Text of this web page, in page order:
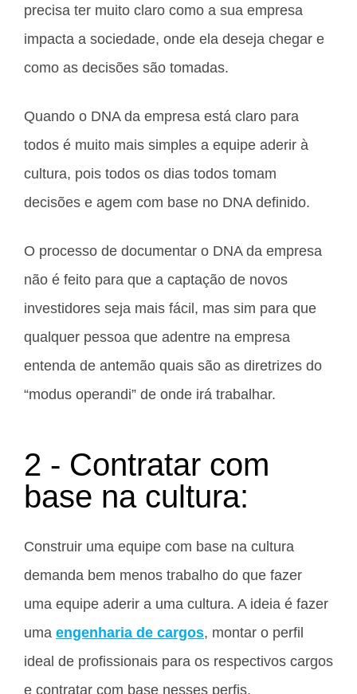
precisa ter muito claro como a sua empresa
impacta a sociedade, onde ela deseja chegar e
como as decisões são tomadas.
Quando o DNA da empresa está claro para
todos é muito mais simples a equipe aderir à
cultura, pois todos os dias todos tomam
decisões e agem com base no DNA definido.
O processo de documentar o DNA da empresa
não é feito para que a captação de novos
investidores seja mais fácil, mas sim para que
qualquer pessoa que adentre na empresa
entenda de antemão quais são as diretrizes do
“modus operandi” de onde irá trabalhar.
2 - Contratar com
base na cultura:
Construir uma equipe com base na cultura
demanda bem menos trabalho do que fazer
uma equipe aderir a uma cultura. A ideia é fazer
uma engenharia de cargos, montar o perfil
ideal de profissionais para os respectivos cargos
e contratar com base nesses perfis.